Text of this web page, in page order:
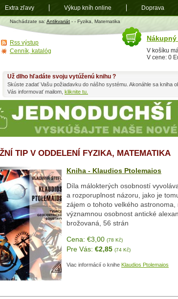
Nachádzate sa: Antikvariát - - Fyzika, Matematika
TIP V ODDELENÍ FYZIKA, MATEMATIKA
Kniha - Klaudios Ptolemaios
Díla málokterých osobností
a rozporuplnost názoru, jako je
zájem o tohoto velkého
významnou osobnost antické
brožovaná, 56 strán
Cena: €3,00 (78 Kč)
Pre Vás: €2,85 (74 Kč)
Viac informácií o knihe Klaudios Ptolemaios
Už dlho hľadáte svoju vytúženú knihu ?
Skúste zadať Vašu požiadavku do nášho systému. Akonáhle sa kniha
Vás informovať mailom, kliknite tu.
V košíku
V cene: 0
Rss výstup
Cenník, katalóg
Extra zľavy Výkup kníh online Doprava